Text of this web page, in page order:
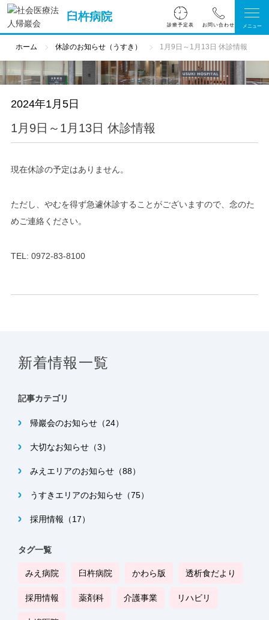
臼杵病院
診療予定表
ホーム 休診のお知らせ（うすき） 1月9日～1月13日 休診情報
2024年1月5日
1月9日～1月13日 休診情報
現在休診の予定はありません。
ただし、やむを得ず急遽休診することがございますので、念のた
めご連絡ください。
TEL: 0972-83-8100
新着情報一覧
記事カテゴリ
帰巖会のお知らせ（24）
大切なお知らせ（3）
みえエリアのお知らせ（88）
うすきエリアのお知らせ（75）
採用情報（17）
タグ一覧
みえ病院 臼杵病院 かわら版 透析食だより
採用情報 薬剤科 介護事業 リハビリ